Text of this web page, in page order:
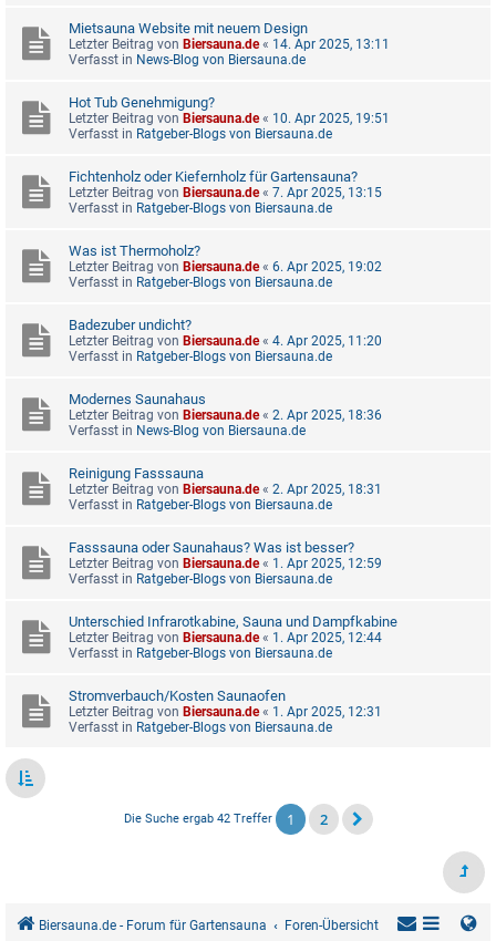
Mietsauna Website mit neuem Design
Letzter Beitrag von Biersauna.de« 14. Apr 2025, 13:11
Verfasst in News-Blog von Biersauna.de
Hot Tub Genehmigung?
Letzter Beitrag von Biersauna.de« 10. Apr 2025, 19:51
Verfasst in Ratgeber-Blogs von Biersauna.de
Fichtenholz oder Kiefernholz für Gartensauna?
Letzter Beitrag von Biersauna.de« 7. Apr 2025, 13:15
Verfasst in Ratgeber-Blogs von Biersauna.de
Was ist Thermoholz?
Letzter Beitrag von Biersauna.de« 6. Apr 2025, 19:02
Verfasst in Ratgeber-Blogs von Biersauna.de
Badezuber undicht?
Letzter Beitrag von Biersauna.de« 4. Apr 2025, 11:20
Verfasst in Ratgeber-Blogs von Biersauna.de
Modernes Saunahaus
Letzter Beitrag von Biersauna.de« 2. Apr 2025, 18:36
Verfasst in News-Blog von Biersauna.de
Reinigung Fasssauna
Letzter Beitrag von Biersauna.de« 2. Apr 2025, 18:31
Verfasst in Ratgeber-Blogs von Biersauna.de
Fasssauna oder Saunahaus? Was ist besser?
Letzter Beitrag von Biersauna.de« 1. Apr 2025, 12:59
Verfasst in Ratgeber-Blogs von Biersauna.de
Unterschied Infrarotkabine, Sauna und Dampfkabine
Letzter Beitrag von Biersauna.de« 1. Apr 2025, 12:44
Verfasst in Ratgeber-Blogs von Biersauna.de
Stromverbauch/Kosten Saunaofen
Letzter Beitrag von Biersauna.de« 1. Apr 2025, 12:31
Verfasst in Ratgeber-Blogs von Biersauna.de
Die Suche ergab 42 Treffer 1 2
Biersauna.de - Forum für Gartensauna Foren-Übersicht